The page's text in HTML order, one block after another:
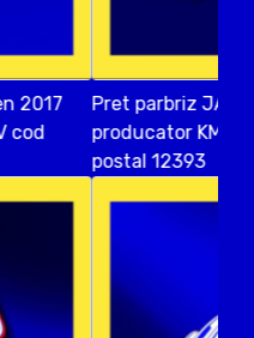
an fabricatien 2017
SECTOR 1 cod